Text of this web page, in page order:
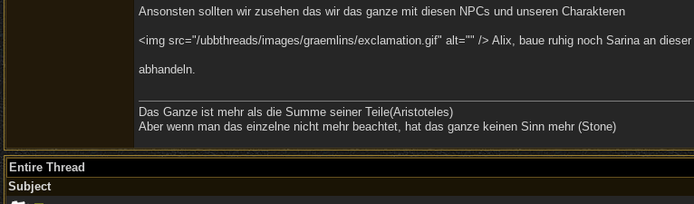
Ansonsten sollten wir zusehen das wir das ganze mit diesen NPCs und unseren Charakteren
<img src="/ubbthreads/images/graemlins/exclamation.gif" alt="" /> Alix, baue ruhig noch Sarina an
abhandeln.
Das Ganze ist mehr als die Summe seiner Teile(Aristoteles)
Aber wenn man das einzelne nicht mehr beachtet, hat das ganze keinen Sinn mehr (Stone)
Entire Thread
Subject